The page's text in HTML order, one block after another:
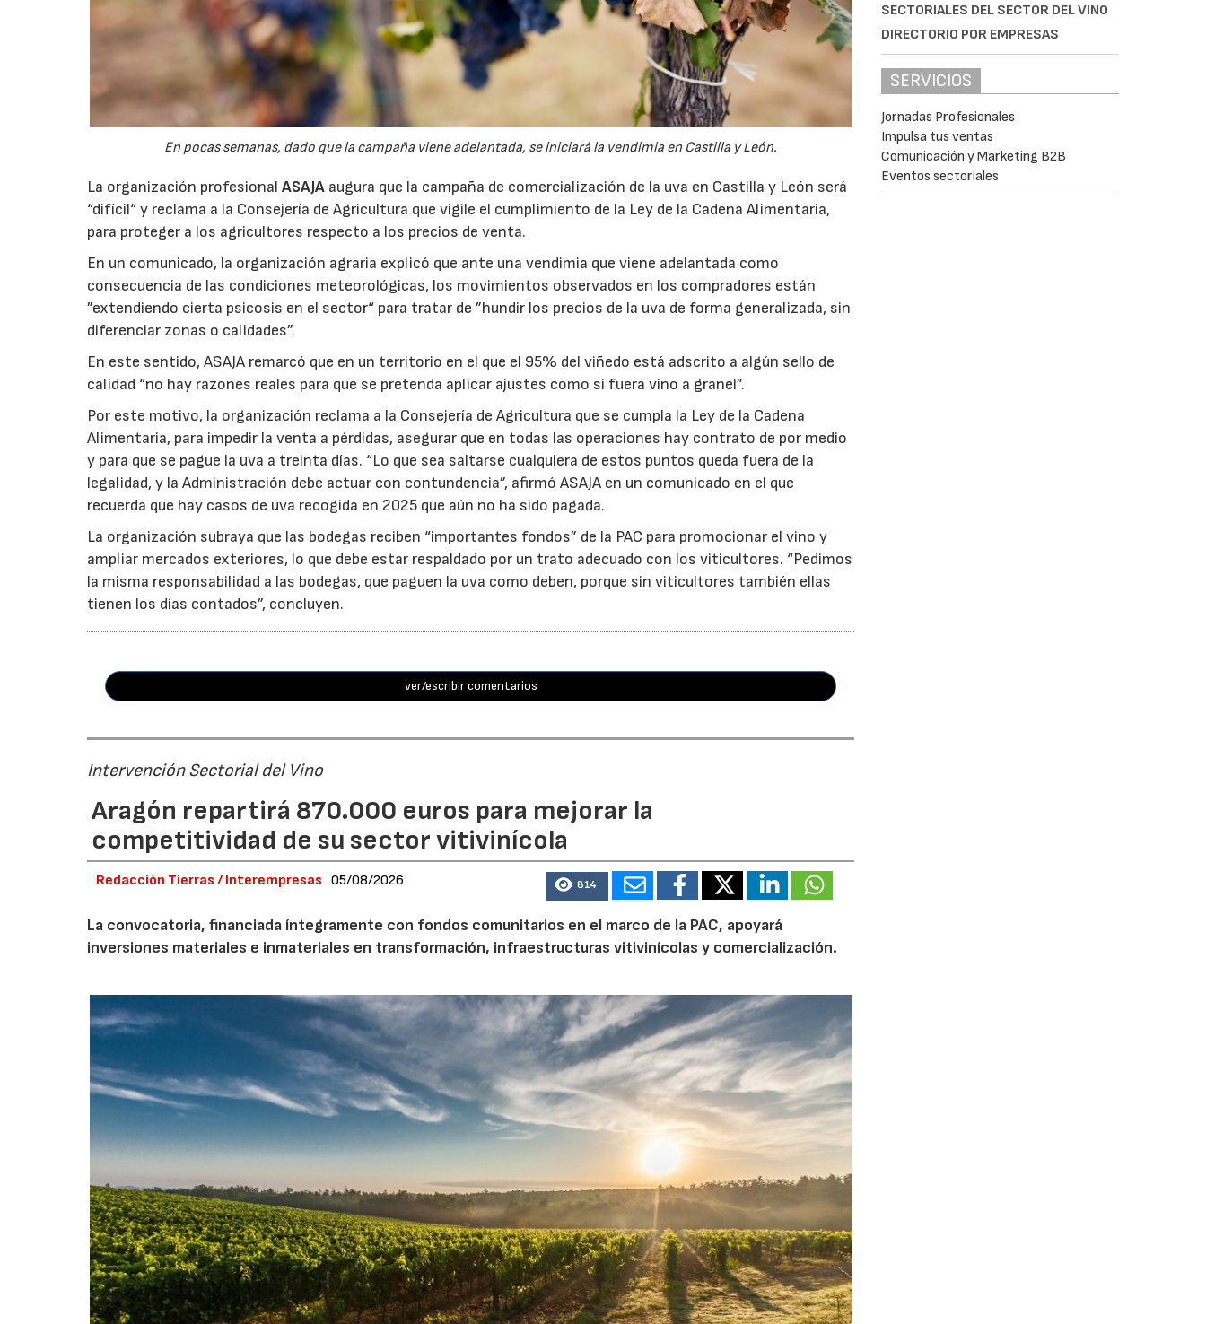
En pocas semanas, dado que la campaña viene adelantada, se iniciará la vendimia en Castilla y León.
La organización profesionalASAJA augura que la campaña de comercialización de la uva en Castilla y León será
“difícil“ y reclama a la Consejería de Agricultura que vigile el cumplimiento de la Ley de la Cadena Alimentaria,
para proteger a los agricultores respecto a los precios de venta.
En un comunicado, la organización agraria explicó que ante una vendimia que viene adelantada como
consecuencia de las condiciones meteorológicas, los movimientos observados en los compradores están
”extendiendo cierta psicosis en el sector“ para tratar de ”hundir los precios de la uva de forma generalizada, sin
diferenciar zonas o calidades”.
En este sentido, ASAJA remarcó que en un territorio en el que el 95% del viñedo está adscrito a algún sello de
calidad “no hay razones reales para que se pretenda aplicar ajustes como si fuera vino a granel”.
Por este motivo, la organización reclama a la Consejería de Agricultura que se cumpla la Ley de la Cadena
Alimentaria, para impedir la venta a pérdidas, asegurar que en todas las operaciones hay contrato de por medio
y para que se pague la uva a treinta días. “Lo que sea saltarse cualquiera de estos puntos queda fuera de la
legalidad, y la Administración debe actuar con contundencia”, afirmó ASAJA en un comunicado en el que
recuerda que hay casos de uva recogida en 2025 que aún no ha sido pagada.
La organización subraya que las bodegas reciben “importantes fondos” de la PAC para promocionar el vino y
ampliar mercados exteriores, lo que debe estar respaldado por un trato adecuado con los viticultores. “Pedimos
la misma responsabilidad a las bodegas, que paguen la uva como deben, porque sin viticultores también ellas
tienen los días contados”, concluyen.
ver/escribir comentarios
Intervención Sectorial del Vino
Aragón repartirá 870.000 euros para mejorar la
competitividad de su sector vitivinícola
Redacción Tierras / Interempresas 05/08/2026 814
La convocatoria, financiada íntegramente con fondos comunitarios en el marco de la PAC, apoyará
inversiones materiales e inmateriales en transformación, infraestructuras vitivinícolas y comercialización.
SECTORIALES DEL SECTOR DEL VINO
DIRECTORIO POR EMPRESAS
SERVICIOS
Jornadas Profesionales
Impulsa tus ventas
Comunicación y Marketing B2B
Eventos sectoriales